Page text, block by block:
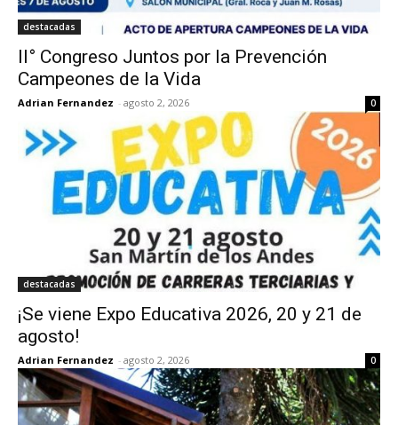
destacadas
II° Congreso Juntos por la Prevención
Campeones de la Vida
Adrian Fernandez - agosto 2, 2026 0
destacadas
¡Se viene Expo Educativa 2026, 20 y 21 de
agosto!
Adrian Fernandez - agosto 2, 2026 0